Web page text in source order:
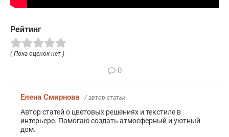
Рейтинг
( Пока оценок нет )
0
Елена Смирнова / автор статьи
Автор статей о цветовых решениях и текстиле в
интерьере. Помогаю создать атмосферный и уютный
дом.